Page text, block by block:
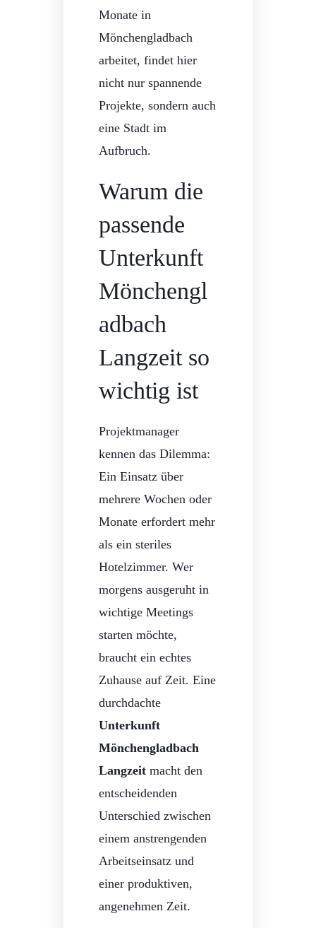
Monate in
Mönchengladbach
arbeitet, findet hier
nicht nur spannende
Projekte, sondern auch
eine Stadt im
Aufbruch.
Warum die
passende
Unterkunft
Mönchengl
adbach
Langzeit so
wichtig ist
Projektmanager
kennen das Dilemma:
Ein Einsatz über
mehrere Wochen oder
Monate erfordert mehr
als ein steriles
Hotelzimmer. Wer
morgens ausgeruht in
wichtige Meetings
starten möchte,
braucht ein echtes
Zuhause auf Zeit. Eine
durchdachte
Unterkunft
Mönchengladbach
Langzeit macht den
entscheidenden
Unterschied zwischen
einem anstrengenden
Arbeitseinsatz und
einer produktiven,
angenehmen Zeit.